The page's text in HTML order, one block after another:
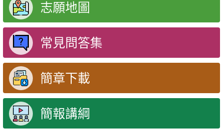
志願地圖
常見問答集
簡章下載
簡報講綱